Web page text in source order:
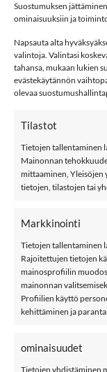
Suostumuksen
ominaisuuksiin ja
Napsauta alta
valintoja. Valintasi
tahansa, mukaan lukien
evästekäytännön
olevaa
Tilastot
Tietojen tallentaminen
Mainonnan
mittaaminen, Yleisöjen
tietojen, tilastojen tai
Markkinointi
Tietojen tallentaminen
Rajoitettujen tietojen
mainosprofiilin
mainonnan
Profiilien käyttö
kehittäminen ja
ominaisuudet
Tietojen yhdistäminen
KÄSINEET